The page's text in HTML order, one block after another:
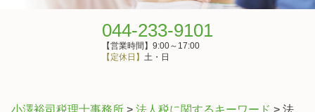
044-233-9101
【営業時間】9:00～17:00
【定休日】 土・日
小澤裕司税理士事務所 > 法人税に関するキーワード > 法